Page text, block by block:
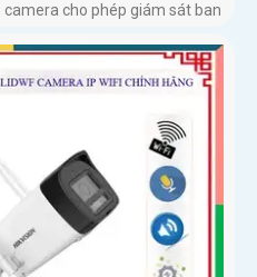
cho phép giám sát ban